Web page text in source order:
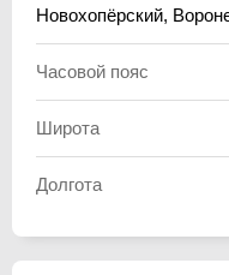
Новохопёрский,
Часовой пояс
Широта
Долгота